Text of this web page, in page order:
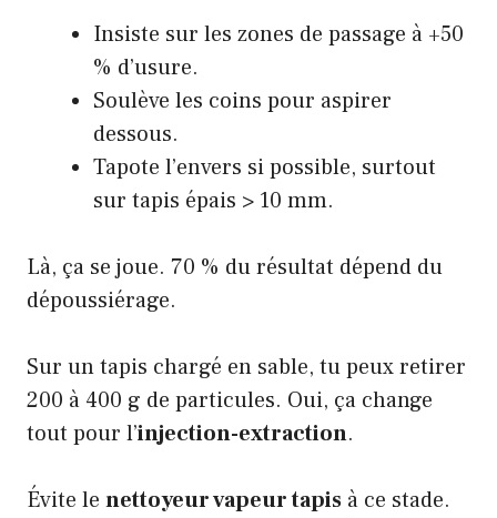
Insiste sur les zones de passage à +50
% d’usure.
Soulève les coins pour aspirer
dessous.
Tapote l’envers si possible, surtout
sur tapis épais > 10 mm.
Là, ça se joue. 70 % du résultat dépend du
dépoussiérage.
Sur un tapis chargé en sable, tu peux retirer
200 à 400 g de particules. Oui, ça change
tout pour l’injection-extraction.
Évite le nettoyeur vapeur tapis à ce stade.